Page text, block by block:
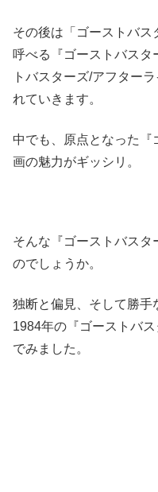
その後は「ゴーストバス
呼べる『ゴーストバスタ
トバスターズ/アフター
れていきます。
中でも、原点となった『
画の魅力がギッシリ。
そんな『ゴーストバスタ
のでしょうか。
独断と偏見、そして勝手
1984年の『ゴーストバ
でみました。